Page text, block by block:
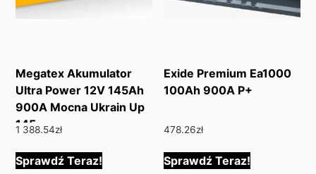
Megatex Akumulator
Ultra Power 12V 145Ah
900A Mocna Ukrain Up
145
1 388.54zł
Sprawdź Teraz!
Exide Premium Ea1000
100Ah 900A P+
478.26zł
Sprawdź Teraz!